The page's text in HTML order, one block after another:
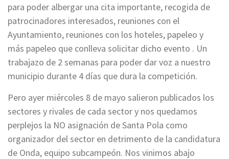
para poder albergar una cita importante, recogida de
patrocinadores interesados, reuniones con el
Ayuntamiento, reuniones con los hoteles, papeleo y
más papeleo que conlleva solicitar dicho evento . Un
trabajazo de 2 semanas para poder dar voz a nuestro
municipio durante 4 días que dura la competición.
Pero ayer miércoles 8 de mayo salieron publicados los
sectores y rivales de cada sector y nos quedamos
perplejos la NO asignación de Santa Pola como
organizador del sector en detrimento de la candidatura
de Onda, equipo subcampeón. Nos vinimos abajo